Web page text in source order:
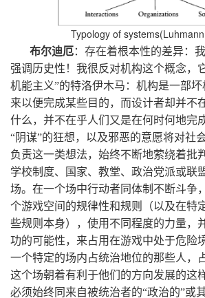
Typology of
布尔迪厄：存在着根本性的差异：
强调历史性！我很反对机构这个概念，
机能主义”的特洛伊木马：机构是一部
来以便完成某些目的，而设计者却并不
什么，并不在乎人们又是在何时何地完
“阴谋”的狂想，以及邪恶的意愿将对社
负责这一类想法，始终不断地萦绕着批
学校制度、国家、教堂、政治党派或联
场。在一个场中行动者同体制不断斗争
个游戏空间的规律性和规则（以及在特
些规则本身），使用不同程度的力量，
功的可能性，来占用在游戏中处于危险
一个特定的场内占统治地位的那些人，
这个场朝着有利于他们的方向发展的这
必须始终同来自被统治者的“政治的”或